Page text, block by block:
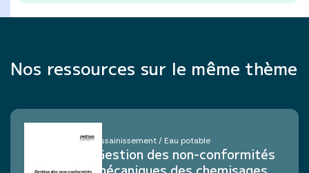
Nos ressources sur le même thème
Assainissement / Eau potable
Gestion des non-conformités